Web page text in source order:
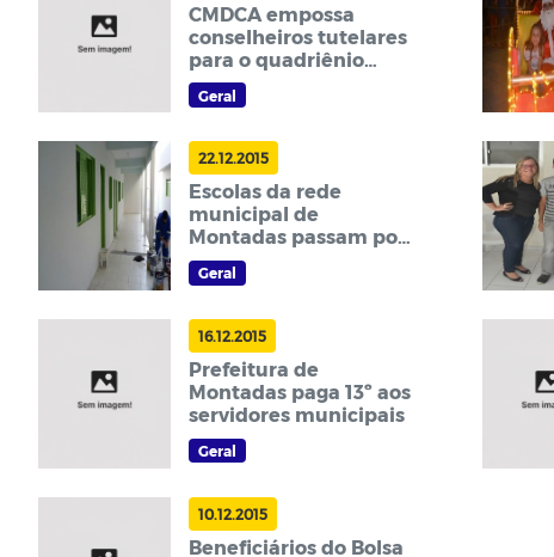
CMDCA empossa
conselheiros tutelares
para o quadriênio
2016/2020
Geral
22.12.2015
Escolas da rede
municipal de
Montadas passam por
reformas
Geral
16.12.2015
Prefeitura de
Montadas paga 13º aos
servidores municipais
Geral
10.12.2015
Beneficiários do Bolsa